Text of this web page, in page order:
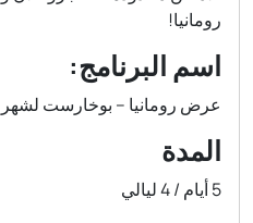
رومانيا!
اسم البرنامج:
عرض رومانيا – بوخارست لشهر
المدة
5 أيام / 4 ليالي